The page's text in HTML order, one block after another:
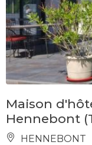
Maison
Hennebont
HENNEBONT